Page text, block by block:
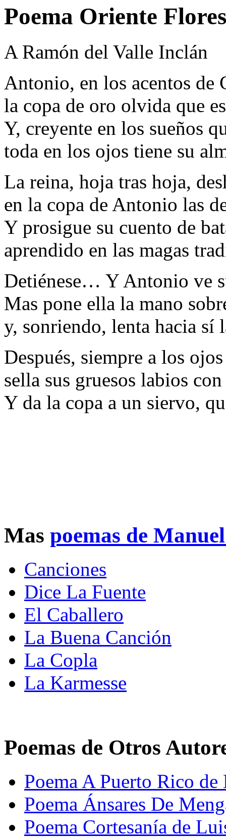
Poema Oriente
A Ramón del Valle Inclán
Antonio, en los acentos de
la copa de oro olvida que
Y, creyente en los sueños
toda en los ojos tiene su
La reina, hoja tras hoja,
en la copa de Antonio las
Y prosigue su cuento de
aprendido en las magas
Detiénese… Y Antonio ve
Mas pone ella la mano
y, sonriendo, lenta hacia
Después, siempre a los
sella sus gruesos labios
Y da la copa a un siervo,
Mas poemas de
Canciones
Dice La Fuente
El Caballero
La Buena Canción
La Copla
La Karmesse
Poemas de Otros
Poema A Puerto Rico
Poema Ánsares De
Poema Cortesanía de